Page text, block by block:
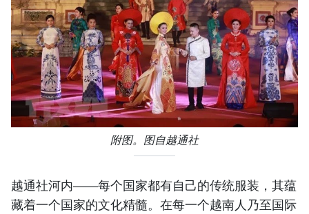
附图。图自越通社
越通社河内——每个国家都有自己的传统服装，其蕴
藏着一个国家的文化精髓。在每一个越南人乃至国际